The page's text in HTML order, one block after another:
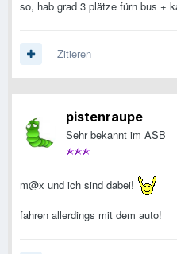
so, hab grad 3 plätze fürn bus +
Zitieren
pistenraupe
Sehr bekannt im ASB
m@x und ich sind dabei!
fahren allerdings mit dem auto!